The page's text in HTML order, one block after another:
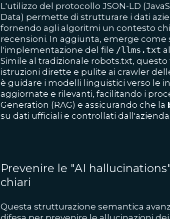
L'utilizzo del protocollo JSON-LD
Data) permette di strutturare i dati
fornendo agli algoritmi un contesto
recensioni. In aggiunta, emerge
l'implementazione del file /llms.txt
Simile al tradizionale robots.txt,
istruzioni dirette e pulite ai crawler
è guidare i modelli linguistici verso le
aggiornate e rilevanti, facilitando i
Generation (RAG) e assicurando che la
su dati ufficiali e controllati dall'azienda.
Prevenire le "AI
chiari
Questa strutturazione semantica